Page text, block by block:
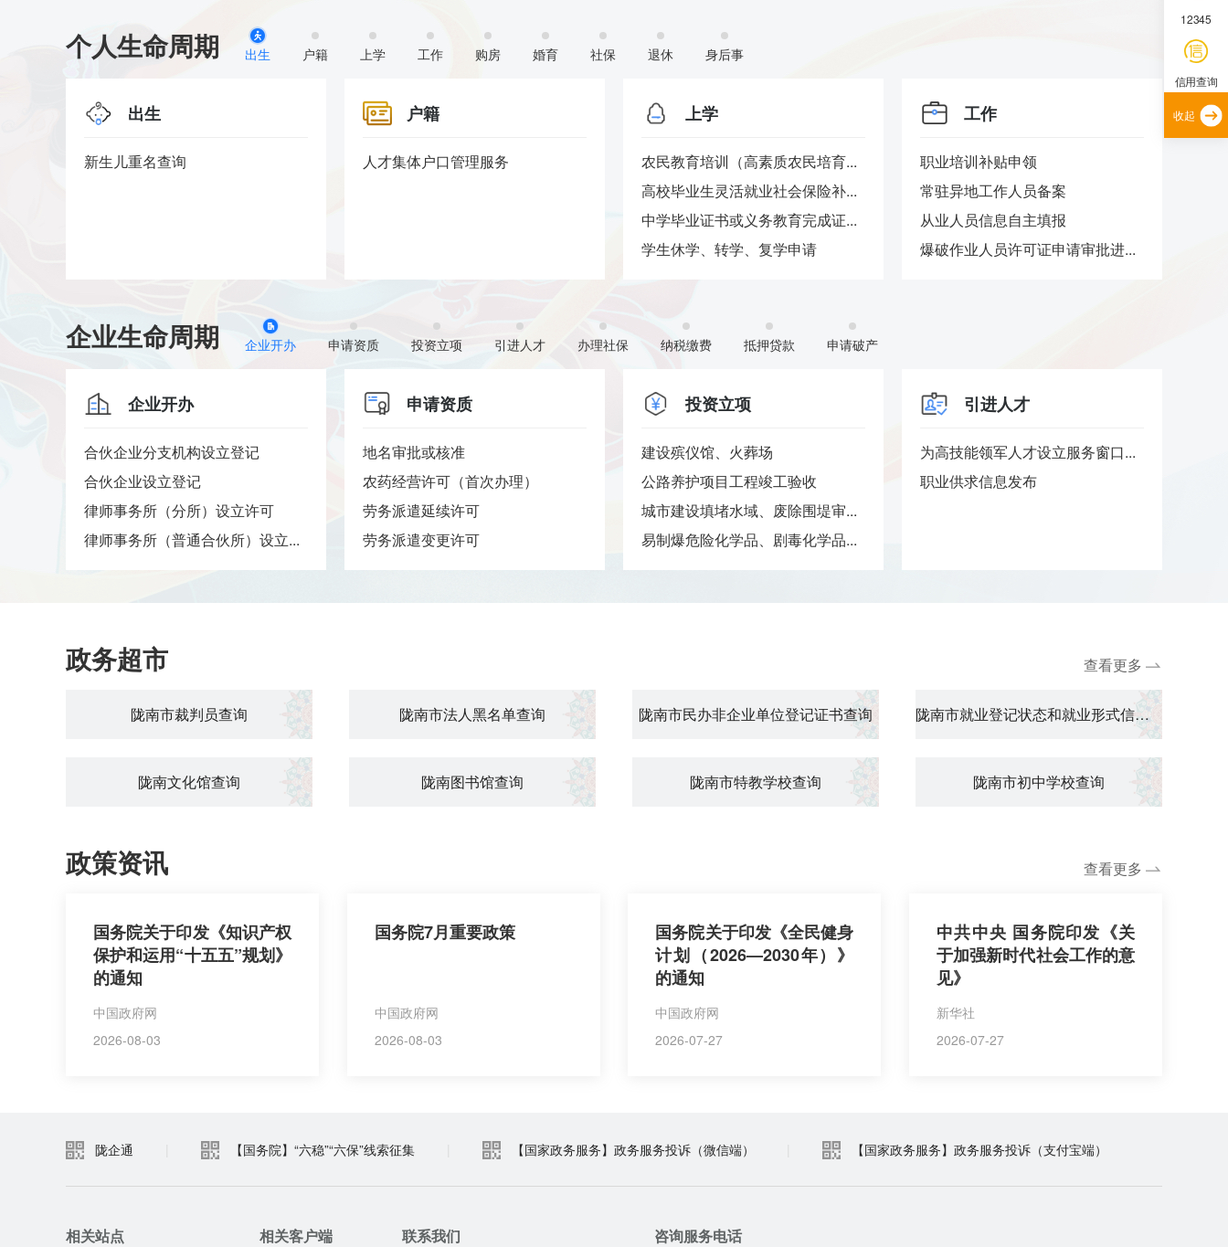
个人生命周期 出生 户籍 上学 工作 购房 婚育 社保 退休 身后事
出生
新生儿重名查询
户籍
人才集体户口管理服务
上学
农民教育培训（高素质农民培育...
高校毕业生灵活就业社会保险补...
中学毕业证书或义务教育完成证...
学生休学、转学、复学申请
工作
职业培训补贴申领
常驻异地工作人员备案
从业人员信息自主填报
爆破作业人员许可证申请审批进...
企业生命周期 企业开办 申请资质 投资立项 引进人才 办理社保 纳税缴费 抵押贷款 申请破产
企业开办
合伙企业分支机构设立登记
合伙企业设立登记
律师事务所（分所）设立许可
律师事务所（普通合伙所）设立...
申请资质
地名审批或核准
农药经营许可（首次办理）
劳务派遣延续许可
劳务派遣变更许可
投资立项
建设殡仪馆、火葬场
公路养护项目工程竣工验收
城市建设填堵水域、废除围堤审...
易制爆危险化学品、剧毒化学品...
引进人才
为高技能领军人才设立服务窗口...
职业供求信息发布
政务超市 查看更多
陇南市裁判员查询 陇南市法人黑名单查询 陇南市民办非企业单位登记证书查询 陇南市就业登记状态和就业形式信息查询
陇南文化馆查询 陇南图书馆查询 陇南市特教学校查询 陇南市初中学校查询
政策资讯 查看更多
国务院关于印发《知识产权
保护和运用“十五五”规划》
的通知
中国政府网
2026-08-03
国务院7月重要政策
中国政府网
2026-08-03
国务院关于印发《全民健身
计划（2026—2030年）》
的通知
中国政府网
2026-07-27
中共中央 国务院印发《关
于加强新时代社会工作的意
见》
新华社
2026-07-27
陇企通 【国务院】“六稳”“六保”线索征集 【国家政务服务】政务服务投诉（微信端） 【国家政务服务】政务服务投诉（支付宝端）
相关站点 相关客户端 联系我们 咨询服务电话
12345
信用查询
收起